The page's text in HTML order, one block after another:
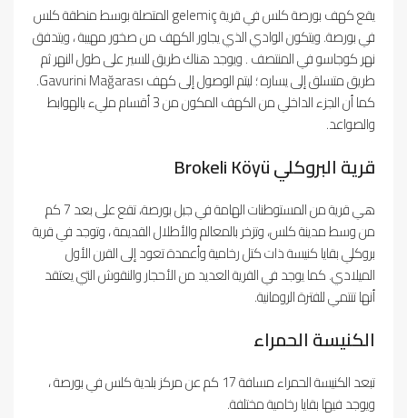
يقع كهف بورصة كلس في قرية gelemiç المتصلة بوسط منطقة كلس
في بورصة. ويتكون الوادي الذي يجاور الكهف من صخور مهيبة ، ويتدفق
نهر كوجاسو في المنتصف . ويوجد هناك طريق للسير على طول النهر ثم
طريق متسلق إلى يساره ؛ ليتم الوصول إلى كهف Gavurini Mağarası.
كما أن الجزء الداخلي من الكهف المكون من 3 أقسام مليء بالهوابط
والصواعد.
قرية البروكلي Brokeli Köyü
هي قرية من المستوطنات الهامة في جبل بورصة، تقع على بعد 7 كم
من وسط مدينة كلس، وتزخر بالمعالم والأطلال القديمة ، وتوجد في قرية
بروكلي بقايا كنيسة ذات كتل رخامية وأعمدة تعود إلى القرن الأول
الميلادي. كما يوجد في القرية العديد من الأحجار والنقوش التي يعتقد
أنها تنتمي للفترة الرومانية.
الكنيسة الحمراء
تبعد الكنيسة الحمراء مسافة 17 كم عن مركز بلدية كلس في بورصة ،
ويوجد فيها بقايا رخامية مختلفة.